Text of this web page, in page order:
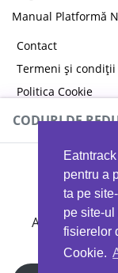
pentru a
ta pe
pe site-
fisierelor
Cookie.
Manual Platformă
Contact
Termeni și condiții
Politica Cookie
Politica de
CODURI DE
Ai 40%